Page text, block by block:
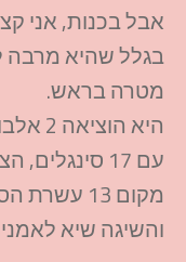
אבל בכנות, אני
בגלל שהיא מרבה
מטרה בראש.
היא
עם 17
מקום 13
והשיגה שיא